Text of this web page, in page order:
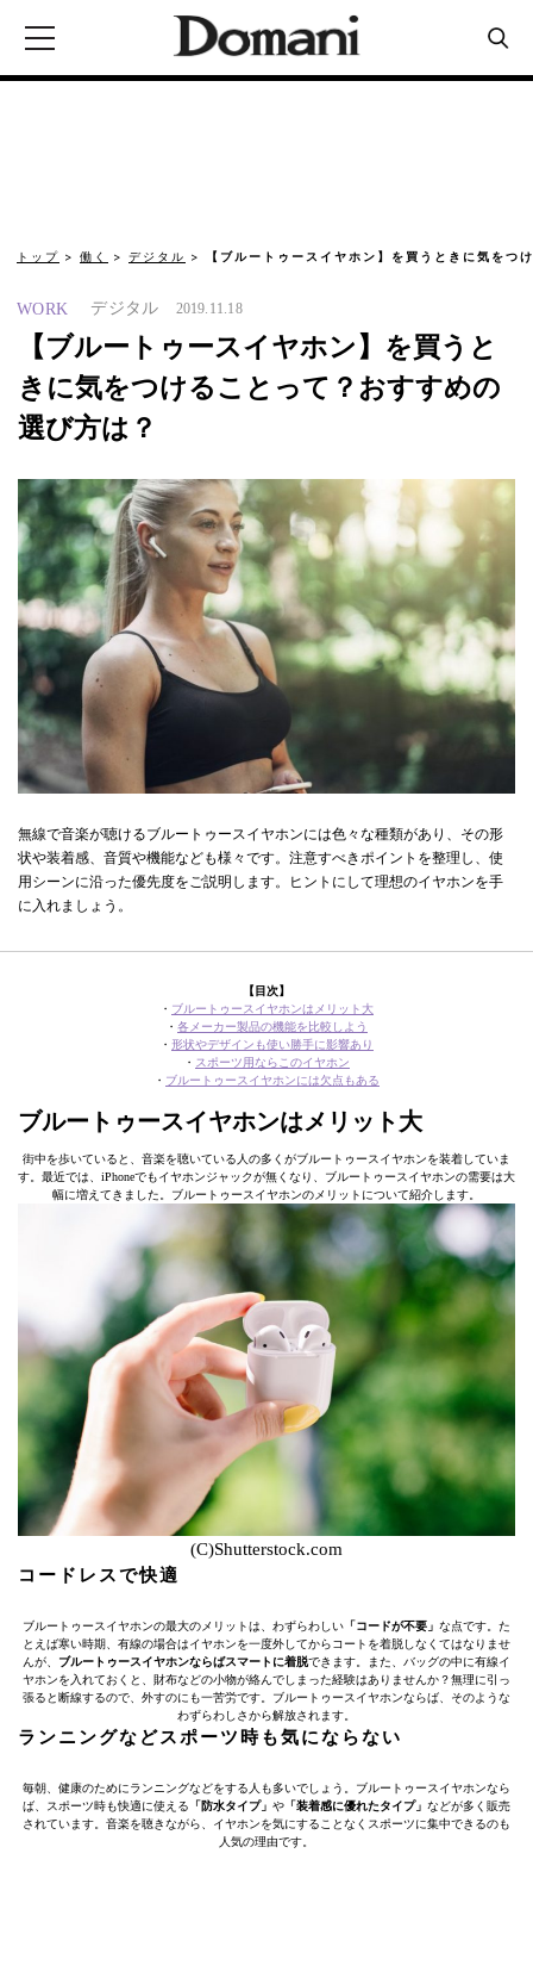
トップ 働く デジタル 【ブルートゥースイヤホン】を買うときに気をつ
WORK デジタル 2019.11.18
【ブルートゥースイヤホン】を買うと
きに気をつけることって？おすすめの
選び方は？
無線で音楽が聴けるブルートゥースイヤホンには色々な種類があり、その形
状や装着感、音質や機能なども様々です。注意すべきポイントを整理し、使
用シーンに沿った優先度をご説明します。ヒントにして理想のイヤホンを手
に入れましょう。
【目次】
・ ブルートゥースイヤホンはメリット大
・ 各メーカー製品の機能を比較しよう
・ 形状やデザインも使い勝手に影響あり
・ スポーツ用ならこのイヤホン
・ ブルートゥースイヤホンには欠点もある
ブルートゥースイヤホンはメリット大
街中を歩いていると、音楽を聴いている人の多くがブルートゥースイヤホンを装着していま
す。最近では、iPhoneでもイヤホンジャックが無くなり、ブルートゥースイヤホンの需要は大
幅に増えてきました。ブルートゥースイヤホンのメリットについて紹介します。
(C)Shutterstock.com
コードレスで快適
ブルートゥースイヤホンの最大のメリットは、わずらわしい 「コードが不要」 な点です。た
とえば寒い時期、有線の場合はイヤホンを一度外してからコートを着脱しなくてはなりませ
んが、 ブルートゥースイヤホンならばスマートに着脱できます。また、バッグの中に有線イ
ヤホンを入れておくと、財布などの小物が絡んでしまった経験はありませんか？無理に引っ
張ると断線するので、外すのにも一苦労です。ブルートゥースイヤホンならば、そのような
わずらわしさから解放されます。
ランニングなどスポーツ時も気にならない
毎朝、健康のためにランニングなどをする人も多いでしょう。ブルートゥースイヤホンなら
ば、スポーツ時も快適に使える 「防水タイプ」 や 「装着感に優れたタイプ」 などが多く販売
されています。音楽を聴きながら、イヤホンを気にすることなくスポーツに集中できるのも
人気の理由です。